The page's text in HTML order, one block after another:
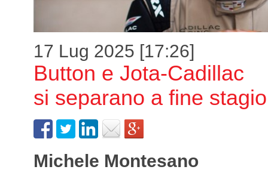
17 Lug 2025 [17:26]
Button e Jota-Cadillac
si separano a fine
Michele Montesano